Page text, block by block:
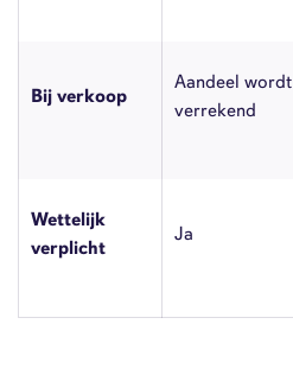
Bij verkoop
Aandeel wordt
verrekend
Wettelijk
verplicht
Ja